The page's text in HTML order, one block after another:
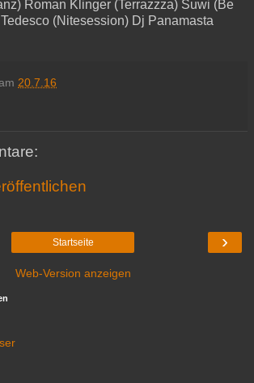
Roman Klinger (Terrazzza) Suwi (Be
(Nitesession) Dj Panamasta
20.7.16
›
Startseite
Web-Version anzeigen